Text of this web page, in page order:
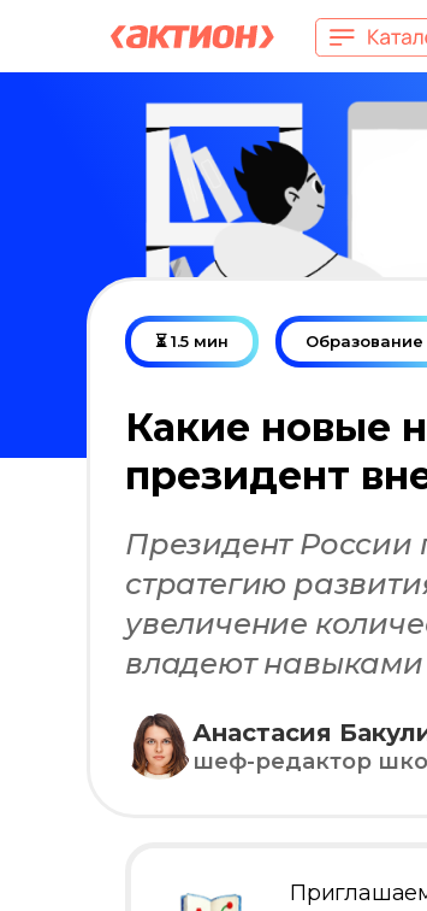
⏳ 1.5 мин Образование
Какие новые
президент
Президент России
стратегию
увеличение
владеют навыками
Анастасия
шеф-редактор